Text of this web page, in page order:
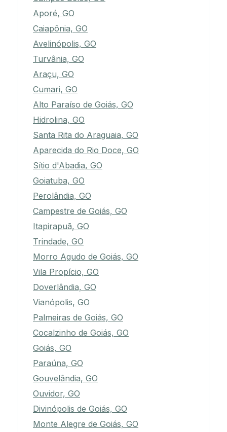
Aporé, GO
Caiapônia, GO
Avelinópolis, GO
Turvânia, GO
Araçu, GO
Cumari, GO
Alto Paraíso de Goiás, GO
Hidrolina, GO
Santa Rita do Araguaia, GO
Aparecida do Rio Doce, GO
Sítio d'Abadia, GO
Goiatuba, GO
Perolândia, GO
Campestre de Goiás, GO
Itapirapuã, GO
Trindade, GO
Morro Agudo de Goiás, GO
Vila Propício, GO
Doverlândia, GO
Vianópolis, GO
Palmeiras de Goiás, GO
Cocalzinho de Goiás, GO
Goiás, GO
Paraúna, GO
Gouvelândia, GO
Ouvidor, GO
Divinópolis de Goiás, GO
Monte Alegre de Goiás, GO